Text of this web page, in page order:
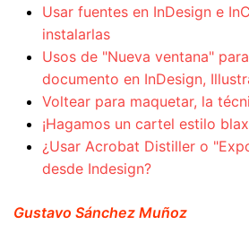
Usar fuentes en InDesign e
instalarlas
Usos de "Nueva ventana"
documento en InDesign,
Voltear para maquetar, la
¡Hagamos un cartel estilo
¿Usar Acrobat Distiller o
desde Indesign?
Gustavo Sánchez Muñoz